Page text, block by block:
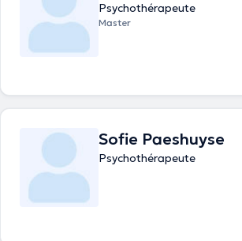
Psychothérapeute
Master
Sofie Paeshuyse
Psychothérapeute